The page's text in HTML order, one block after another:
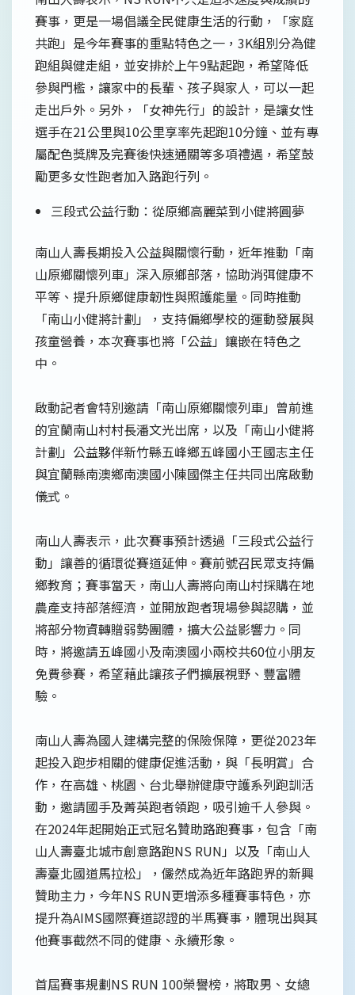
賽事，更是一場倡議全民健康生活的行動，「家庭
共跑」是今年賽事的重點特色之一，3K組別分為健
跑組與健走組，並安排於上午9點起跑，希望降低
參與門檻，讓家中的長輩、孩子與家人，可以一起
走出戶外。另外，「女神先行」的設計，是讓女性
選手在21公里與10公里享率先起跑10分鐘、並有專
屬配色獎牌及完賽後快速通關等多項禮遇，希望鼓
勵更多女性跑者加入路跑行列。
三段式公益行動：從原鄉高麗菜到小健將圓夢
南山人壽長期投入公益與關懷行動，近年推動「南
山原鄉關懷列車」深入原鄉部落，協助消弭健康不
平等、提升原鄉健康韌性與照護能量。同時推動
「南山小健將計劃」，支持偏鄉學校的運動發展與
孩童營養，本次賽事也將「公益」鑲嵌在特色之
中。
啟動記者會特別邀請「南山原鄉關懷列車」曾前進
的宜蘭南山村村長潘文光出席，以及「南山小健將
計劃」公益夥伴新竹縣五峰鄉五峰國小王國志主任
與宜蘭縣南澳鄉南澳國小陳國傑主任共同出席啟動
儀式。
南山人壽表示，此次賽事預計透過「三段式公益行
動」讓善的循環從賽道延伸。賽前號召民眾支持偏
鄉教育；賽事當天，南山人壽將向南山村採購在地
農產支持部落經濟，並開放跑者現場參與認購，並
將部分物資轉贈弱勢團體，擴大公益影響力。同
時，將邀請五峰國小及南澳國小兩校共60位小朋友
免費參賽，希望藉此讓孩子們擴展視野、豐富體
驗。
南山人壽為國人建構完整的保險保障，更從2023年
起投入跑步相關的健康促進活動，與「長明賞」合
作，在高雄、桃園、台北舉辦健康守護系列跑訓活
動，邀請國手及菁英跑者領跑，吸引逾千人參與。
在2024年起開始正式冠名贊助路跑賽事，包含「南
山人壽臺北城市創意路跑NS RUN」以及「南山人
壽臺北國道馬拉松」，儼然成為近年路跑界的新興
贊助主力，今年NS RUN更增添多種賽事特色，亦
提升為AIMS國際賽道認證的半馬賽事，體現出與其
他賽事截然不同的健康、永續形象。
首屆賽事規劃NS RUN 100榮譽榜，將取男、女總